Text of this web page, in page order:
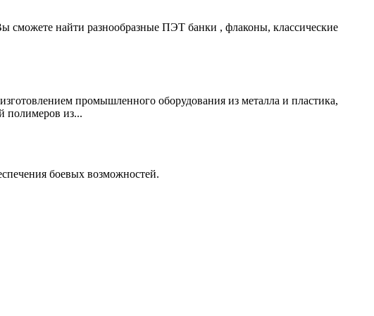
сможете найти разнообразные ПЭТ банки , флаконы, классические
промышленного оборудования из металла и пластика,
полимеров из...
боевых возможностей.